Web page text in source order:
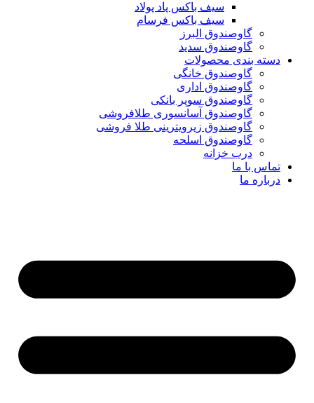
سیف باکس پاد پولاد
سیف باکس فرسام
گاوصندوق البرز
گاوصندوق سدید
دسته بندی محصولات
گاوصندوق خانگی
گاوصندوق اداری
گاوصندوق سوپر بانکی
گاوصندوق آسانسوری طلافروشی
گاوصندوق زیرویترینی طلا فروشی
گاوصندوق اسلحه
درب خزانه
تماس با ما
درباره ما